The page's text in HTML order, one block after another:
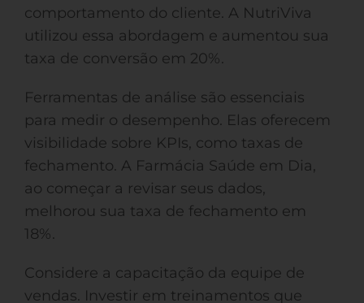
comportamento do cliente. A NutriViva
utilizou essa abordagem e aumentou sua
taxa de conversão em 20%.
Ferramentas de análise são essenciais
para medir o desempenho. Elas oferecem
visibilidade sobre KPIs, como taxas de
fechamento. A Farmácia Saúde em Dia,
ao começar a revisar seus dados,
melhorou sua taxa de fechamento em
18%.
Considere a capacitação da equipe de
vendas. Investir em treinamentos que